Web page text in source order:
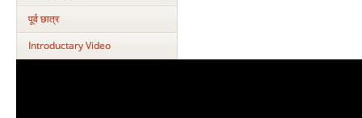
पूर्व छात्र
Introductary Video